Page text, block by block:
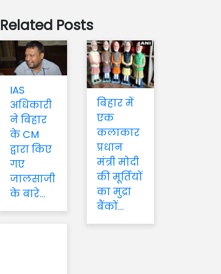
Related Posts
IAS
अधिकारी
ने बिहार
के CM
द्वारा किए
गए
जालसाजी
के बारे...
बिहार में
एक
कलाकार
प्रधान
मंत्री मोदी
की मूर्तियों
का मुद्रा
बैंकों...